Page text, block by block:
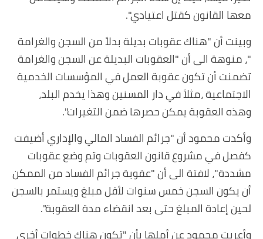
معها القانون كقتل اعتيادي".
وبينت أن "هناك عقوبات بديلة بدلاً من السجن والغرامة
"، منوهة الى أن "العقوبات البديلة عن السجن والغرامة
تضمنت أن تكون عقوبة العمل في المؤسسات الخدمية
الاجتماعية ،مثلاً في دار المسنين وهذا يخدم البلد،
وهذه العقوبة يمكن حصرها ضمن التغيرات".
وأكدت محمود أن "جرائم الفساد المالي والإداري أضيفت
كفصل في مشروع قانون العقوبات وتم وضع عقوبات
مشددة"، لافتة الى أن "عقوبة جرائم الفساد من الممكن
أن يكون السجن خمس سنوات لأقل مبلغ ويستمر بالسجن
لحين إعادة المبلغ حتى بعد انقضاء مدة العقوبة".
وأعربت محمود عن أملها بأن "تكون هناك خطوات أخرى